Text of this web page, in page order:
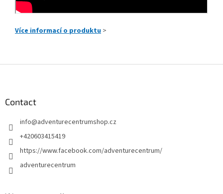
Více informací o produktu >
Contact
info@adventurecentrumshop.cz
+420603415419
https://www.facebook.com/adventurecentrum/
adventurecentrum